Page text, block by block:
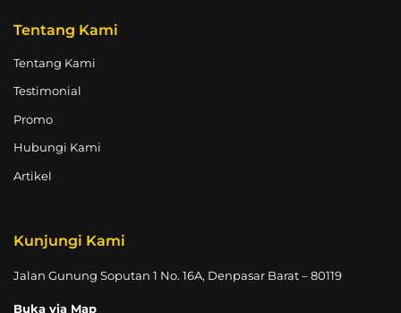
Tentang Kami
Tentang Kami
Testimonial
Promo
Hubungi Kami
Artikel
Kunjungi Kami
Jalan Gunung Soputan 1 No. 16A, Denpasar Barat – 80119
Buka via Map